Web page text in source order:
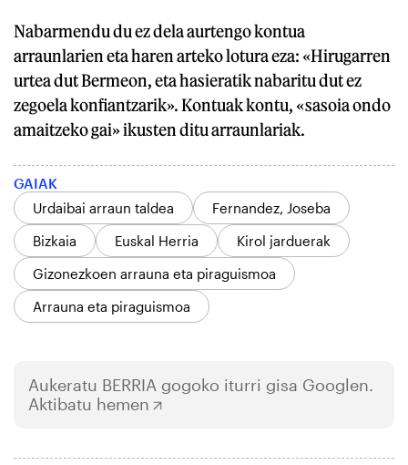
Nabarmendu du ez dela aurtengo kontua
arraunlarien eta haren arteko lotura eza: «Hirugarren
urtea dut Bermeon, eta hasieratik nabaritu dut ez
zegoela konfiantzarik». Kontuak kontu, «sasoia ondo
amaitzeko gai» ikusten ditu arraunlariak.
GAIAK
Urdaibai arraun taldea
Fernandez, Joseba
Bizkaia
Euskal Herria
Kirol jarduerak
Gizonezkoen arrauna eta piraguismoa
Arrauna eta piraguismoa
Aukeratu BERRIA gogoko iturri gisa Googlen.
Aktibatu hemen